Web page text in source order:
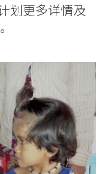
划更多详情及